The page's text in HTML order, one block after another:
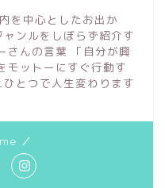
を中心としたお出か
ンルをしぼらず紹介す
さんの言葉 「自分が興
モットーにすぐ行動す
とつで人生変わります
／